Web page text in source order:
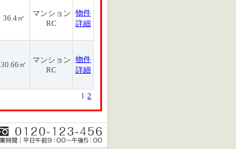
36.4㎡
マンション
RC
物件
詳細
30.66㎡
マンション
RC
物件
詳細
1 2